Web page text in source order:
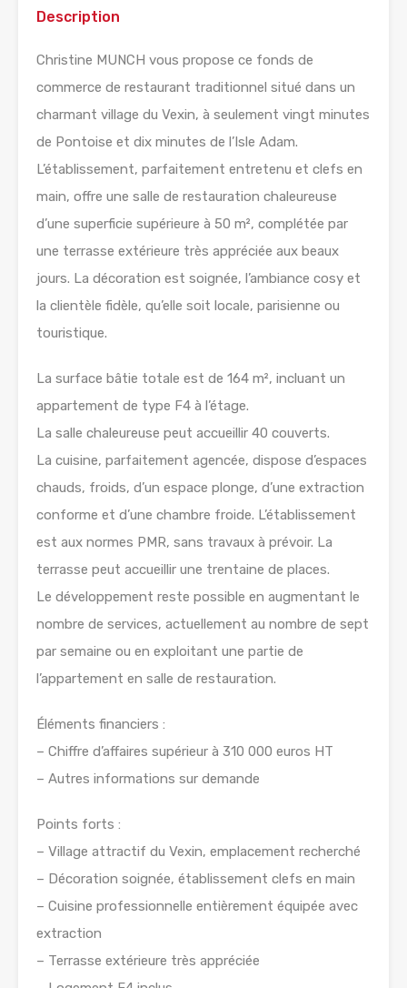
Description
Christine MUNCH vous propose ce fonds de
commerce de restaurant traditionnel situé dans un
charmant village du Vexin, à seulement vingt minutes
de Pontoise et dix minutes de l’Isle Adam.
L’établissement, parfaitement entretenu et clefs en
main, offre une salle de restauration chaleureuse
d’une superficie supérieure à 50 m², complétée par
une terrasse extérieure très appréciée aux beaux
jours. La décoration est soignée, l’ambiance cosy et
la clientèle fidèle, qu’elle soit locale, parisienne ou
touristique.
La surface bâtie totale est de 164 m², incluant un
appartement de type F4 à l’étage.
La salle chaleureuse peut accueillir 40 couverts.
La cuisine, parfaitement agencée, dispose d’espaces
chauds, froids, d’un espace plonge, d’une extraction
conforme et d’une chambre froide. L’établissement
est aux normes PMR, sans travaux à prévoir. La
terrasse peut accueillir une trentaine de places.
Le développement reste possible en augmentant le
nombre de services, actuellement au nombre de sept
par semaine ou en exploitant une partie de
l’appartement en salle de restauration.
Éléments financiers :
– Chiffre d’affaires supérieur à 310 000 euros HT
– Autres informations sur demande
Points forts :
– Village attractif du Vexin, emplacement recherché
– Décoration soignée, établissement clefs en main
– Cuisine professionnelle entièrement équipée avec
extraction
– Terrasse extérieure très appréciée